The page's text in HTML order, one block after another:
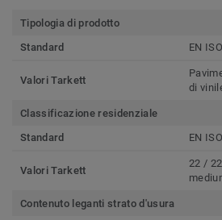
Tipologia di prodotto
Standard
EN
Valori Tarkett
di
Classificazione residenziale
Standard
EN
Valori Tarkett
22 /
Contenuto leganti strato d'usura